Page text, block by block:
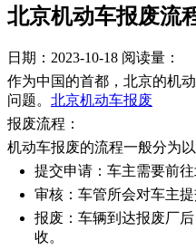
北京机动车报废流
日期：2023-10-18 阅读量：
作为中国的首都，北京的机
问题。 北京机动车报废
报废流程：
机动车报废的流程一般分为以
提交申请：车主需要前
审核：车管所会对车主
报废：车辆到达报废厂
收。